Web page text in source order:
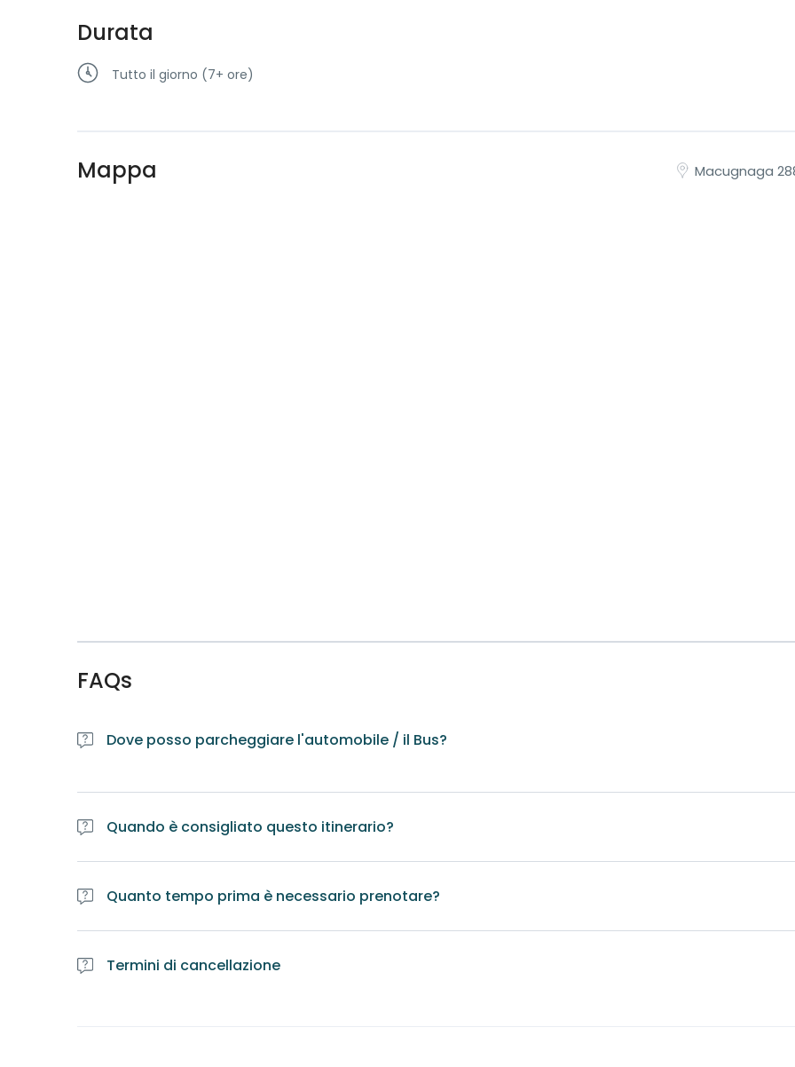
Durata
Tutto il giorno (7+ ore)
Mappa Macugnaga
FAQs
Dove posso parcheggiare l'automobile / il Bus?
Quando è consigliato questo itinerario?
Quanto tempo prima è necessario prenotare?
Termini di cancellazione